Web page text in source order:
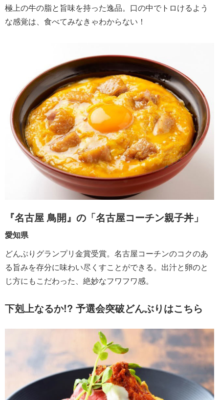
極上の牛の脂と旨味を持った逸品。口の中でトロけるよう
な感覚は、食べてみなきゃわからない！
『名古屋 鳥開』の「名古屋コーチン親子丼」
愛知県
どんぶりグランプリ金賞受賞。名古屋コーチンのコクのあ
る旨みを存分に味わい尽くすことができる。出汁と卵のと
じ方にもこだわった、絶妙なフワフワ感。
下剋上なるか!? 予選会突破どんぶりはこちら